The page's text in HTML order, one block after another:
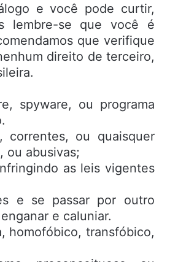
e você pode curtir,
lembre-se que você é
que verifique
direito de terceiro,
spyware, ou programa
correntes, ou quaisquer
ou abusivas;
as leis vigentes
e se passar por outro
e caluniar.
homofóbico, transfóbico,